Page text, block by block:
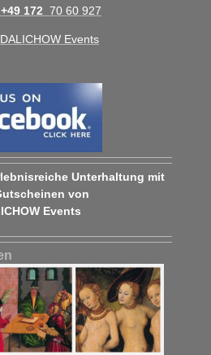
+49 172 70 60 927
Events
Unterhaltung mit
von
Events